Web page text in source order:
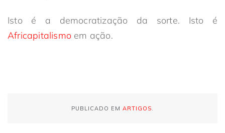
Isto é a democratização da sorte. Isto é
Africapitalismo em ação.
PUBLICADO EM ARTIGOS.